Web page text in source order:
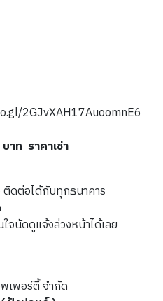
2GJvXAH17AuoomnE6
าท ราคาเช่า
ติดต่อได้กับทุกธนาคาร
จนัดดูแจ้งล่วงหน้าได้เลย
เพอร์ตี้ จำกัด